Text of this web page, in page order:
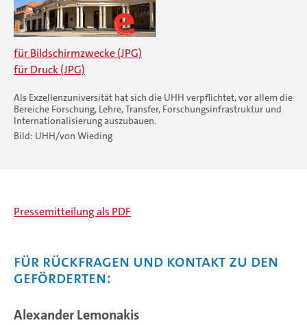
für Bildschirmzwecke (JPG)
für Druck (JPG)
Als Exzellenzuniversität hat sich die UHH verpflichtet, vor allem die
Bereiche Forschung, Lehre, Transfer, Forschungsinfrastruktur und
Internationalisierung auszubauen.
Bild: UHH/von Wieding
Pressemitteilung als PDF
Für Rückfragen und Kontakt zu den
Geförderten:
Alexander Lemonakis